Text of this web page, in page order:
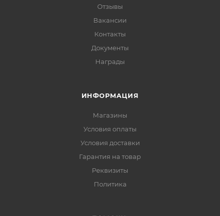
Отзывы
Вакансии
Контакты
Документы
Награды
ИНФОРМАЦИЯ
Магазины
Условия оплаты
Условия доставки
Гарантия на товар
Реквизиты
Политика